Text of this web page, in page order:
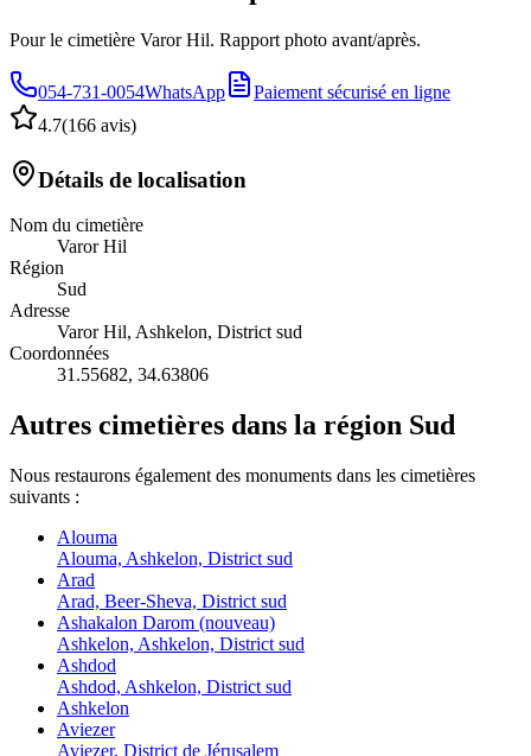
Pour le cimetière Varor Hil. Rapport photo avant/après.
054-731-0054WhatsApp
Paiement sécurisé en ligne
4.7(166 avis)
Détails de localisation
Nom du cimetière
Varor Hil
Région
Sud
Adresse
Varor Hil, Ashkelon, District sud
Coordonnées
31.55682, 34.63806
Autres cimetières dans la région Sud
Nous restaurons également des monuments dans les cimetières
suivants :
Alouma
Alouma, Ashkelon, District sud
Arad
Arad, Beer-Sheva, District sud
Ashakalon Darom (nouveau)
Ashkelon, Ashkelon, District sud
Ashdod
Ashdod, Ashkelon, District sud
Ashkelon
Aviezer
Aviezer, District de Jérusalem